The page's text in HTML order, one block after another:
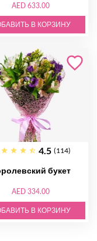
AED 633.00
В КОРЗИНУ
4.5 (114)
букет
AED 334.00
В КОРЗИНУ